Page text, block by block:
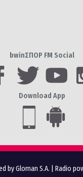
bwinΣΠΟΡ FM Social
Download App
by Gloman S.A. Radio